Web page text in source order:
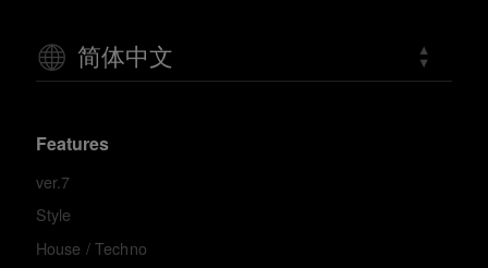
简体中文
Features
ver.7
Style
House / Techno